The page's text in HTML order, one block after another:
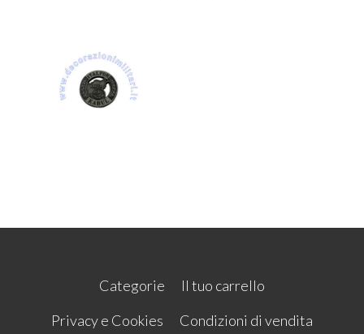
Categorie
Il tuo carrello
Privacy e Cookies
Condizioni di vendita